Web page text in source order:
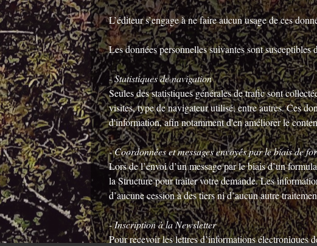
L’éditeur s’engage à ne faire aucun usage de ces
Les données personnelles suivantes sont
-Statistiques de navigation
Seules des statistiques générales de trafic sont
visites, type de navigateur utilisé, entre autres. Ces
d'information, afin notamment d'en améliorer le
- Coordonnées et messages envoyés par le biais de
Lors de l’envoi d’un message par le biais d’un
la Structure pour traiter votre demande. Les
d’aucune cession à des tiers ni d’aucun autre
- Inscription à la Newsletter
Pour recevoir les lettres d’informations électroniques